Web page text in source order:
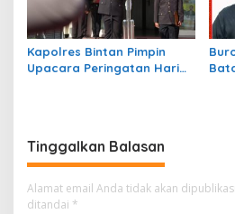
Kapolres Bintan Pimpin
Upacara Peringatan Hari
Tinggalkan Balasan
Alamat email Anda tidak akan
ditandai *